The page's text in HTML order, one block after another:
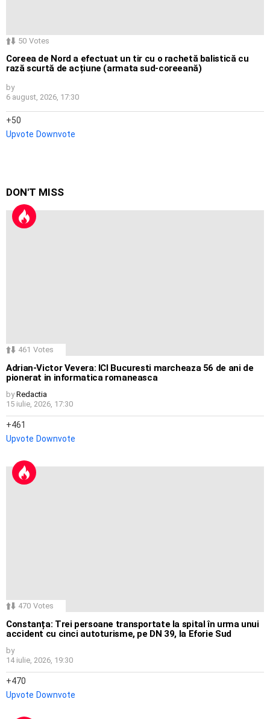
50 Votes
Coreea de Nord a efectuat un tir cu o rachetă balistică cu
rază scurtă de acțiune (armata sud-coreeană)
by
6 august, 2026, 17:30
50
Upvote Downvote
DON'T MISS
461 Votes
Adrian-Victor Vevera: ICI Bucuresti marcheaza 56 de ani de
pionerat in informatica romaneasca
by Redactia
15 iulie, 2026, 17:30
461
Upvote Downvote
470 Votes
Constanța: Trei persoane transportate la spital în urma unui
accident cu cinci autoturisme, pe DN 39, la Eforie Sud
by
14 iulie, 2026, 19:30
470
Upvote Downvote